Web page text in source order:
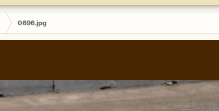
0696.jpg